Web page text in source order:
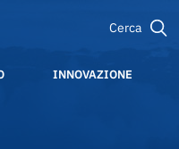
Cerca
INNOVAZIONE